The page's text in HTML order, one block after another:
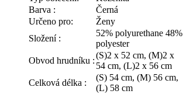
Barva :
Černá
Určeno pro:
Ženy
Složení :
52% polyurethane 48%
polyester
Obvod hrudníku :
(S)2 x 52 cm, (M)2 x
54 cm, (L)2 x 56 cm
Celková délka :
(S) 54 cm, (M) 56 cm,
(L) 58 cm